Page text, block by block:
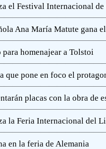
el Festival Internacional
Ana María Matute gana
homenajear a Tolstoi
que pone en foco el
placas con la obra de
la Feria Internacional del
en la feria de Alemania